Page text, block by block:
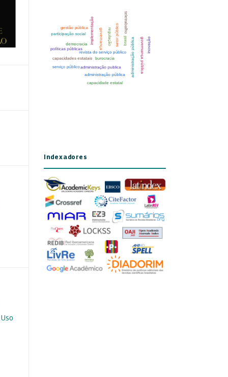
Indexadores